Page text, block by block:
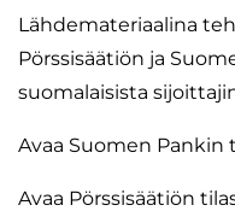
Lähdemateriaalina
Pörssisäätiön ja
suomalaisista
Avaa Suomen Pankin
Avaa Pörssisäätiön